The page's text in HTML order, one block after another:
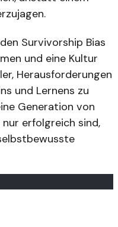
Survivorship Bias
und eine Kultur
Herausforderungen
und Lernens zu
Generation von
erfolgreich sind,